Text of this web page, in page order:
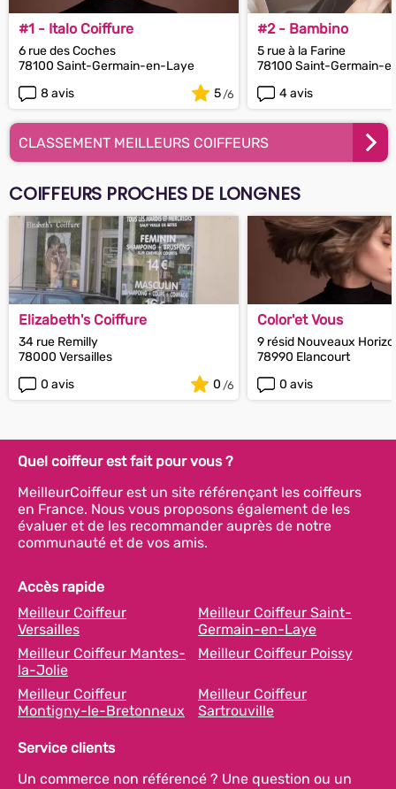
#1 - Italo Coiffure
6 rue des Coches
78100 Saint-Germain-en-Laye
8 avis
5
#2 - Bambino
5 rue à la Farine
78100 Saint-Germain-
4 avis
CLASSEMENT MEILLEURS COIFFEURS
COIFFEURS PROCHES DE LONGNES
Elizabeth's Coiffure
34 rue Remilly
78000 Versailles
0 avis
0
Color'et Vous
9 résid Nouveaux
78990 Elancourt
0 avis
Quel coiffeur est fait pour vous ?
MeilleurCoiffeur est un site référençant les coiffeurs
en France. Nous vous proposons également de les
évaluer et de les recommander auprès de notre
communauté et de vos amis.
Accès rapide
Meilleur Coiffeur
Versailles
Meilleur Coiffeur Saint-
Germain-en-Laye
Meilleur Coiffeur Mantes-
la-Jolie
Meilleur Coiffeur Poissy
Meilleur Coiffeur
Montigny-le-Bretonneux
Meilleur Coiffeur
Sartrouville
Service clients
Un commerce non référencé ? Une question ou un